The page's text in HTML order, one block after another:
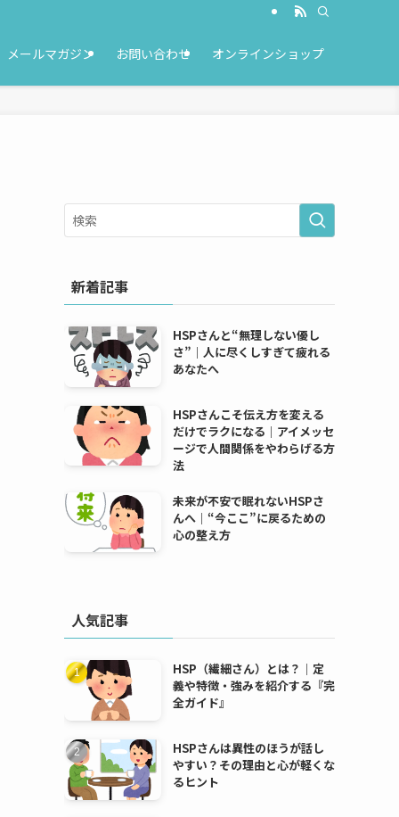
メールマガジン お問い合わせ オンラインショップ
新着記事
HSPさんと“無理しない優し
さ”｜人に尽くしすぎて疲れる
あなたへ
HSPさんこそ伝え方を変える
だけでラクになる｜アイメッセ
ージで人間関係をやわらげる方
法
未来が不安で眠れないHSPさ
んへ｜“今ここ”に戻るための
心の整え方
人気記事
HSP（繊細さん）とは？｜定
義や特徴・強みを紹介する『完
全ガイド』
HSPさんは異性のほうが話し
やすい？その理由と心が軽くな
るヒント